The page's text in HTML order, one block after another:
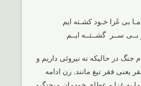
مـا بی غَزا خـود کشـته ایم
ســر گشــتــه ایــم
جنگ در حالیکه نه نیروئی داریم و
یعنی فقر تیغ مانند. زن ادامه